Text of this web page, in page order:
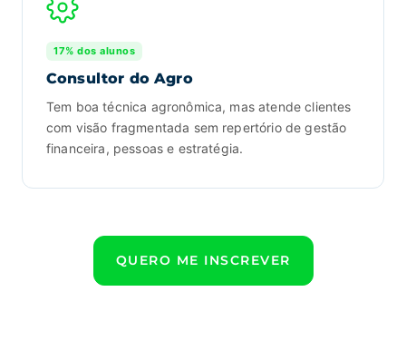
17% dos alunos
Consultor do Agro
Tem boa técnica agronômica, mas atende clientes
com visão fragmentada sem repertório de gestão
financeira, pessoas e estratégia.
QUERO ME INSCREVER